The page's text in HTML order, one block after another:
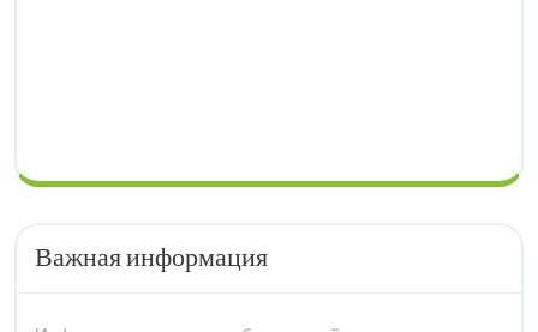
Важная информация